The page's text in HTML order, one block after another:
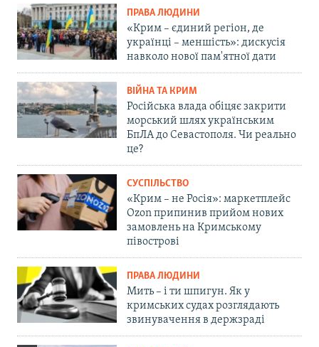
ПРАВА ЛЮДИНИ
«Крим – єдиний регіон, де
українці – меншість»: дискусія
навколо нової пам'ятної дати
ВІЙНА ТА КРИМ
Російська влада обіцяє закрити
морський шлях українським
БпЛА до Севастополя. Чи реально
це?
СУСПІЛЬСТВО
«Крим – не Росія»: маркетплейс
Ozon припинив прийом нових
замовлень на Кримському
півострові
ПРАВА ЛЮДИНИ
Мить – і ти шпигун. Як у
кримських судах розглядають
звинувачення в держзраді